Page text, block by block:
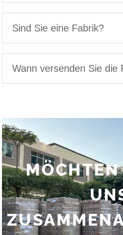
Sind Sie eine Fabrik?
Wann versenden Sie die